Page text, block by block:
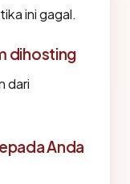
ini gagal.
dihosting
dari
Anda